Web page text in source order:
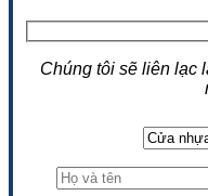
Chúng tôi sẽ liên lạc